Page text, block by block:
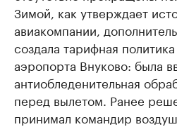
Зимой, как утверждает
авиакомпании,
создала тарифная
аэропорта Внуково: была
антиобледенительная
перед вылетом. Ранее
принимал командир